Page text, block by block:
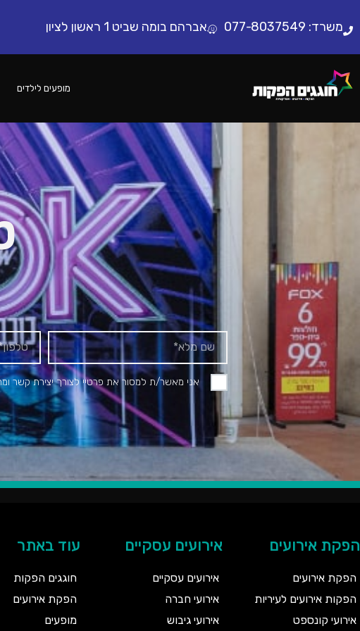
משרד: 077-8037549 אברהם בומה שביט 1 ראשון לציון
מופעים לילדים
אני מאשר/ת למסור את פרטיי לצורך יצירת קשר
הפקת אירועים
הפקת אירועים
הפקות אירועים לעיריות
אירועי קונספט
אירועים עסקיים
אירועים עסקיים
אירועי חברה
אירועי גיבוש
עוד באתר
חוגגים הפקות
הפקת אירועים
מופעים